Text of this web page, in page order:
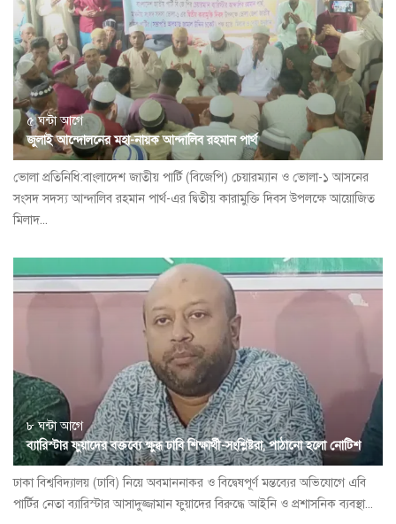
৫ ঘন্টা আগে
জুলাই আন্দোলনের মহা-নায়ক আন্দালিব রহমান পার্থ
ভোলা প্রতিনিধি:বাংলাদেশ জাতীয় পার্টি (বিজেপি) চেয়ারম্যান ও ভোলা-১ আসনের
সংসদ সদস্য আন্দালিব রহমান পার্থ-এর দ্বিতীয় কারামুক্তি দিবস উপলক্ষে আয়োজিত
মিলাদ...
৮ ঘন্টা আগে
ব্যারিস্টার ফুয়াদের বক্তব্যে ক্ষুব্ধ ঢাবি শিক্ষার্থী-সংশ্লিষ্টরা, পাঠানো হলো নোটিশ
ঢাকা বিশ্ববিদ্যালয় (ঢাবি) নিয়ে অবমাননাকর ও বিদ্বেষপূর্ণ মন্তব্যের অভিযোগে এবি
পার্টির নেতা ব্যারিস্টার আসাদুজ্জামান ফুয়াদের বিরুদ্ধে আইনি ও প্রশাসনিক ব্যবস্থা...